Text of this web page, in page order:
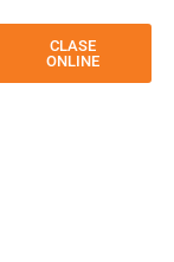
CLASE
ONLINE